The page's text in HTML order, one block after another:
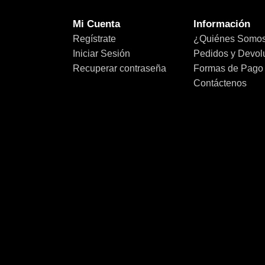
Mi Cuenta
Regístrate
Iniciar Sesión
Recuperar contraseña
Información
¿Quiénes
Pedidos y
Formas de Pago
Contáctenos